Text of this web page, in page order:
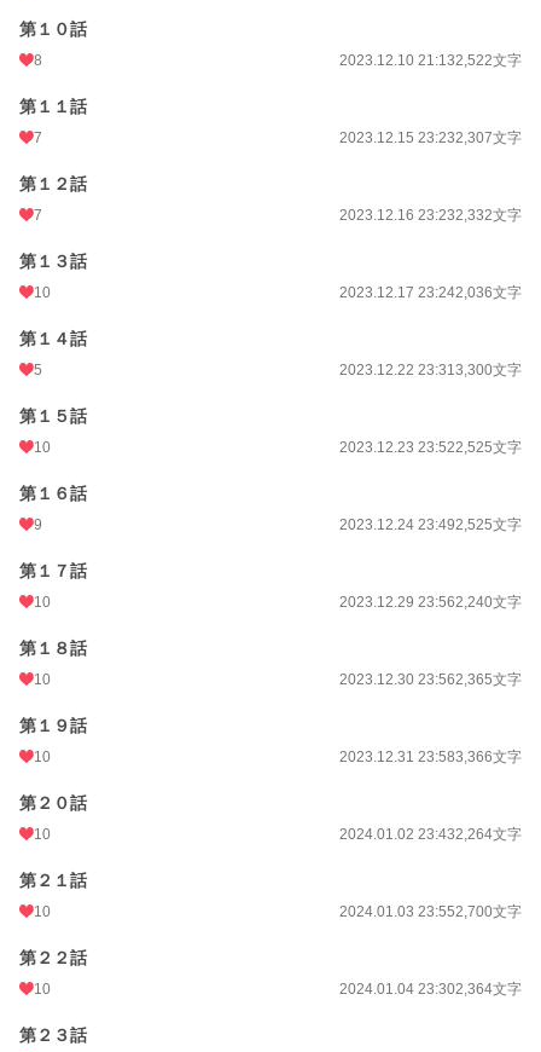
第１０話
8 2023.12.10 21:132,522文字
第１１話
7 2023.12.15 23:232,307文字
第１２話
7 2023.12.16 23:232,332文字
第１３話
10 2023.12.17 23:242,036文字
第１４話
5 2023.12.22 23:313,300文字
第１５話
10 2023.12.23 23:522,525文字
第１６話
9 2023.12.24 23:492,525文字
第１７話
10 2023.12.29 23:562,240文字
第１８話
10 2023.12.30 23:562,365文字
第１９話
10 2023.12.31 23:583,366文字
第２０話
10 2024.01.02 23:432,264文字
第２１話
10 2024.01.03 23:552,700文字
第２２話
10 2024.01.04 23:302,364文字
第２３話